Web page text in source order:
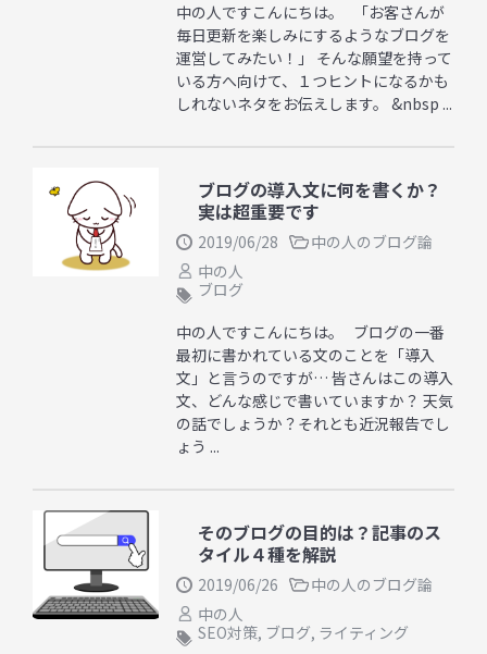
中の人ですこんにちは。 「お客さんが
毎日更新を楽しみにするようなブログを
運営してみたい！」 そんな願望を持って
いる方へ向けて、１つヒントになるかも
しれないネタをお伝えします。 &nbsp ...
ブログの導入文に何を書くか？
実は超重要です
2019/06/28
中の人のブログ論
中の人
ブログ
中の人ですこんにちは。 ブログの一番
最初に書かれている文のことを「導入
文」と言うのですが… 皆さんはこの導入
文、どんな感じで書いていますか？ 天気
の話でしょうか？それとも近況報告でし
ょう ...
そのブログの目的は？記事のス
タイル４種を解説
2019/06/26
中の人のブログ論
中の人
SEO対策, ブログ, ライティング